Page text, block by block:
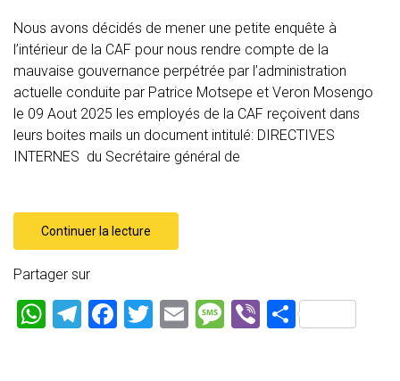
Nous avons décidés de mener une petite enquête à
l’intérieur de la CAF pour nous rendre compte de la
mauvaise gouvernance perpétrée par l’administration
actuelle conduite par Patrice Motsepe et Veron Mosengo
le 09 Aout 2025 les employés de la CAF reçoivent dans
leurs boites mails un document intitulé: DIRECTIVES
INTERNES du Secrétaire général de
Continuer la lecture
Partager sur
W T
F
T
E
M Vi P